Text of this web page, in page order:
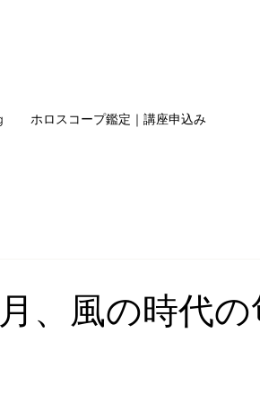
ホロスコープ鑑定｜講座申込み
、風の時代